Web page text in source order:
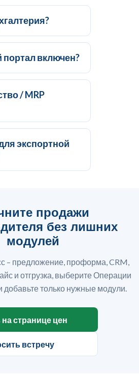
портал включен?
/ MRP
экспортной
продажи
без лишних
модулей
– предложение, проформа, CRM,
и отгрузка, выберите Операции
добавьте только нужные модули.
странице цен
встречу